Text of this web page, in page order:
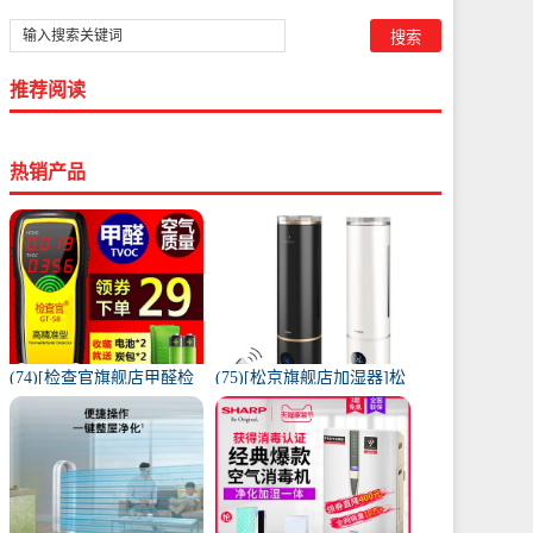
推荐阅读
热销产品
(74)[检查官旗舰店甲醛检
测仪]检查官甲醛检测仪家
用试纸月销量9997件仅售
(75)[松京旗舰店加湿器]松
京HU61智能落地式加月销
量995件仅售139.9元